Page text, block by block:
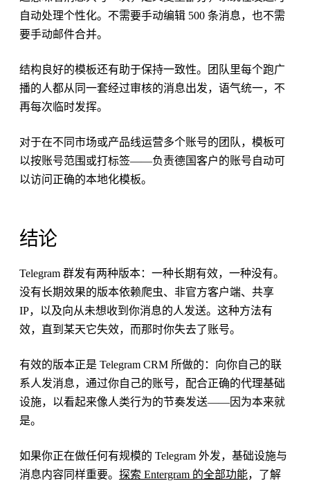
自动处理个性化。不需要手动编辑 500 条消息，也不需
要手动邮件合并。
结构良好的模板还有助于保持一致性。团队里每个跑广
播的人都从同一套经过审核的消息出发，语气统一，不
再每次临时发挥。
对于在不同市场或产品线运营多个账号的团队，模板可
以按账号范围或打标签——负责德国客户的账号自动可
以访问正确的本地化模板。
结论
Telegram 群发有两种版本：一种长期有效，一种没有。
没有长期效果的版本依赖爬虫、非官方客户端、共享
IP，以及向从未想收到你消息的人发送。这种方法有
效，直到某天它失效，而那时你失去了账号。
有效的版本正是 Telegram CRM 所做的：向你自己的联
系人发消息，通过你自己的账号，配合正确的代理基础
设施，以看起来像人类行为的节奏发送——因为本来就
是。
如果你正在做任何有规模的 Telegram 外发，基础设施与
消息内容同样重要。 探索 Entergram 的全部功能，了解